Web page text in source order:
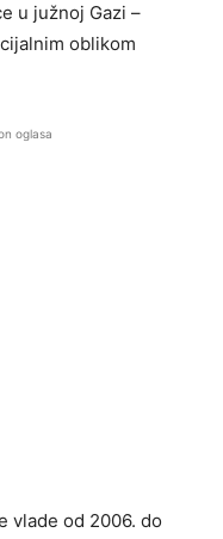
u južnoj Gazi –
oblikom
oglasa
vlade od 2006. do